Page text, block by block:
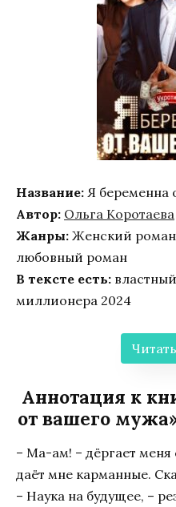
Название: Я беременна
Автор: Ольга Коротаева
Жанры: Женский
любовный роман
В тексте есть:
миллионера 2024
Аннотация к
от вашего
– Ма-ам! – дёргает меня
даёт мне карманные.
– Наука на будущее, –